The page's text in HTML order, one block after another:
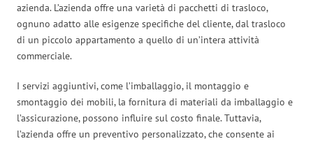
azienda. L’azienda offre una varietà di pacchetti di trasloco,
ognuno adatto alle esigenze specifiche del cliente, dal trasloco
di un piccolo appartamento a quello di un’intera attività
commerciale.
I servizi aggiuntivi, come l’imballaggio, il montaggio e
smontaggio dei mobili, la fornitura di materiali da imballaggio e
l’assicurazione, possono influire sul costo finale. Tuttavia,
l’azienda offre un preventivo personalizzato, che consente ai